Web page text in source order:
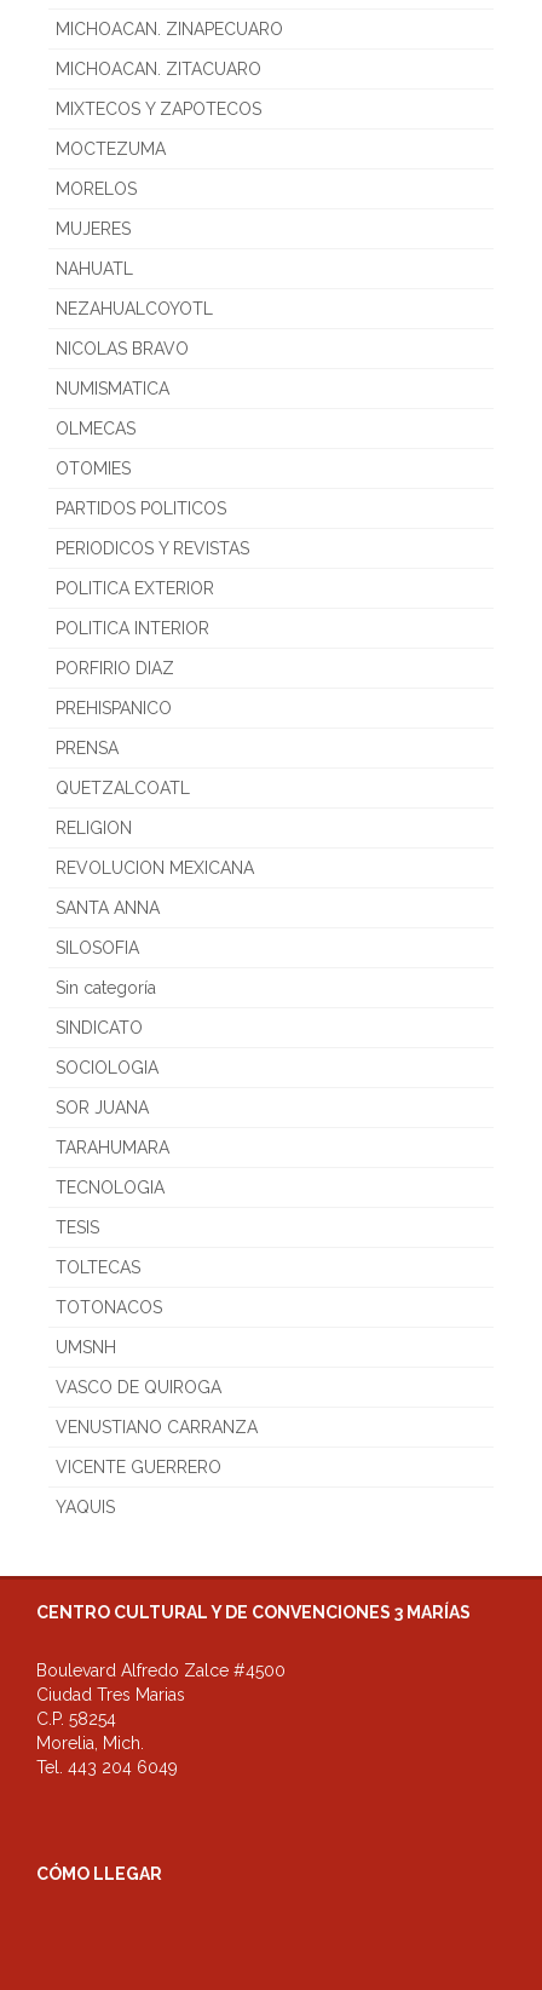
MICHOACAN. ZINAPECUARO
MICHOACAN. ZITACUARO
MIXTECOS Y ZAPOTECOS
MOCTEZUMA
MORELOS
MUJERES
NAHUATL
NEZAHUALCOYOTL
NICOLAS BRAVO
NUMISMATICA
OLMECAS
OTOMIES
PARTIDOS POLITICOS
PERIODICOS Y REVISTAS
POLITICA EXTERIOR
POLITICA INTERIOR
PORFIRIO DIAZ
PREHISPANICO
PRENSA
QUETZALCOATL
RELIGION
REVOLUCION MEXICANA
SANTA ANNA
SILOSOFIA
Sin categoría
SINDICATO
SOCIOLOGIA
SOR JUANA
TARAHUMARA
TECNOLOGIA
TESIS
TOLTECAS
TOTONACOS
UMSNH
VASCO DE QUIROGA
VENUSTIANO CARRANZA
VICENTE GUERRERO
YAQUIS
CENTRO CULTURAL Y DE CONVENCIONES 3 MARÍAS
Boulevard Alfredo Zalce #4500
Ciudad Tres Marias
C.P. 58254
Morelia, Mich.
Tel. 443 204 6049
CÓMO LLEGAR